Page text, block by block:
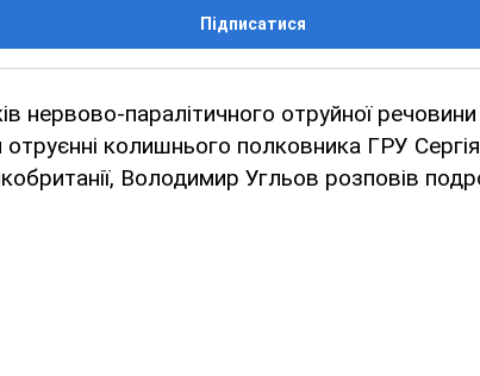
Підписатися
нервово-паралітичного отруйної
колишнього полковника ГРУ
Володимир Угльов розповів